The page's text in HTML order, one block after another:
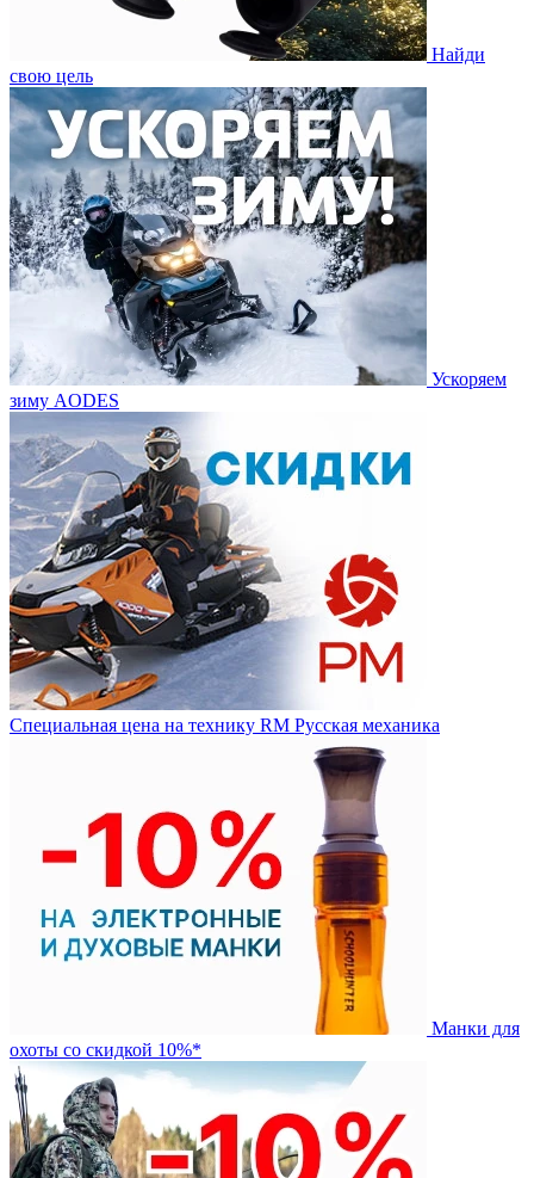
Найди
свою цель
Ускоряем
зиму AODES
Специальная цена на технику RM Русская механика
Манки для
охоты со скидкой 10%*